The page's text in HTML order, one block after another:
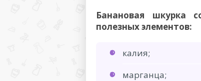
Банановая шкурка
полезных элементов:
калия;
марганца;